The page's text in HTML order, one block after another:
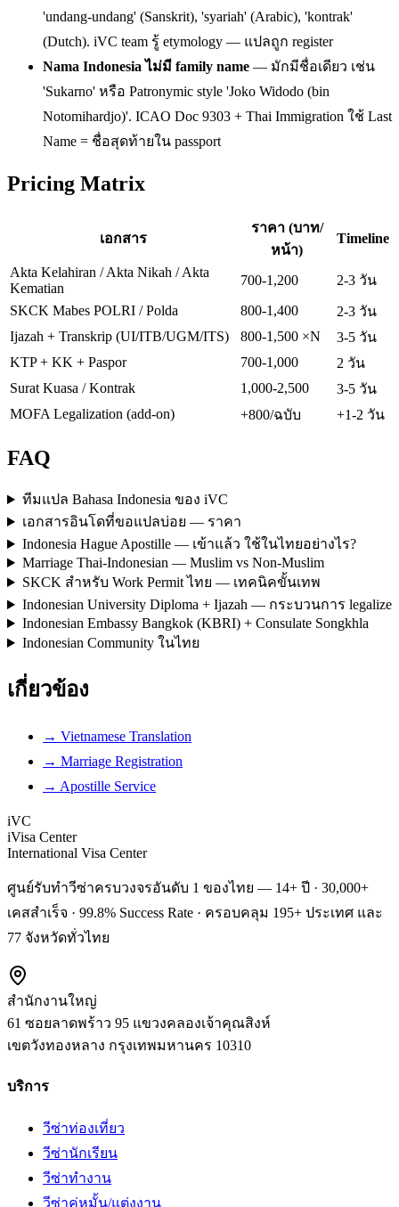
'undang-undang' (Sanskrit), 'syariah' (Arabic), 'kontrak'
(Dutch). iVC team รู้ etymology — แปลถูก register
Nama Indonesia ไม่มี family name — มักมีชื่อเดียว เช่น
'Sukarno' หรือ Patronymic style 'Joko Widodo (bin
Notomihardjo)'. ICAO Doc 9303 + Thai Immigration ใช้ Last
Name = ชื่อสุดท้ายใน passport
Pricing Matrix
เอกสาร
ราคา (บาท/
หน้า)
Timeline
Akta Kelahiran / Akta Nikah / Akta
Kematian
700-1,200
2-3 วัน
SKCK Mabes POLRI / Polda
800-1,400
2-3 วัน
Ijazah + Transkrip (UI/ITB/UGM/ITS)
800-1,500 ×N
3-5 วัน
KTP + KK + Paspor
700-1,000
2 วัน
Surat Kuasa / Kontrak
1,000-2,500
3-5 วัน
MOFA Legalization (add-on)
+800/ฉบับ +1-2 วัน
FAQ
ทีมแปล Bahasa Indonesia ของ iVC
เอกสารอินโดที่ขอแปลบ่อย — ราคา
Indonesia Hague Apostille — เข้าแล้ว ใช้ในไทยอย่างไร?
Marriage Thai-Indonesian — Muslim vs Non-Muslim
SKCK สำหรับ Work Permit ไทย — เทคนิคขั้นเทพ
Indonesian University Diploma + Ijazah — กระบวนการ legalize
Indonesian Embassy Bangkok (KBRI) + Consulate Songkhla
Indonesian Community ในไทย
เกี่ยวข้อง
→ Vietnamese Translation
→ Marriage Registration
→ Apostille Service
iVC
iVisa Center
International Visa Center
ศูนย์รับทำวีซ่าครบวงจรอันดับ 1 ของไทย — 14+ ปี · 30,000+
เคสสำเร็จ · 99.8% Success Rate · ครอบคลุม 195+ ประเทศ และ
77 จังหวัดทั่วไทย
สำนักงานใหญ่
61 ซอยลาดพร้าว 95 แขวงคลองเจ้าคุณสิงห์
เขตวังทองหลาง กรุงเทพมหานคร 10310
บริการ
วีซ่าท่องเที่ยว
วีซ่านักเรียน
วีซ่าทำงาน
วีซ่าคู่หมั้น/แต่งงาน